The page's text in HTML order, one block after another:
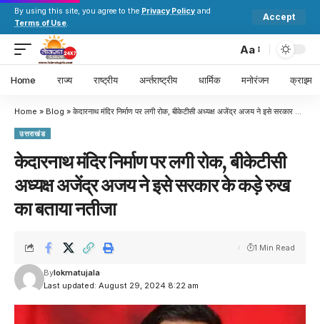
By using this site, you agree to the Privacy Policy and
Terms of Use.
Accept
Aa
Home राज्य राष्ट्रीय अर्न्तराष्ट्रीय धार्मिक मनोरंजन क्राइम
Home » Blog » केदारनाथ मंदिर निर्माण पर लगी रोक, बीकेटीसी अध्यक्ष अजेंद्र अजय ने इसे सरकार के कड़े रुख का बताया नतीजा
उत्तराखंड
केदारनाथ मंदिर निर्माण पर लगी रोक, बीकेटीसी
अध्यक्ष अजेंद्र अजय ने इसे सरकार के कड़े रुख
का बताया नतीजा
Last updated: August 29, 2024 8:22 am
Bylokmatujala
1 Min Read